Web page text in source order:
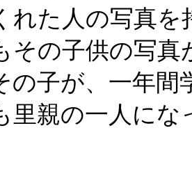
れた人の写真
その子供の写真
の子が、一年
里親の一人にな